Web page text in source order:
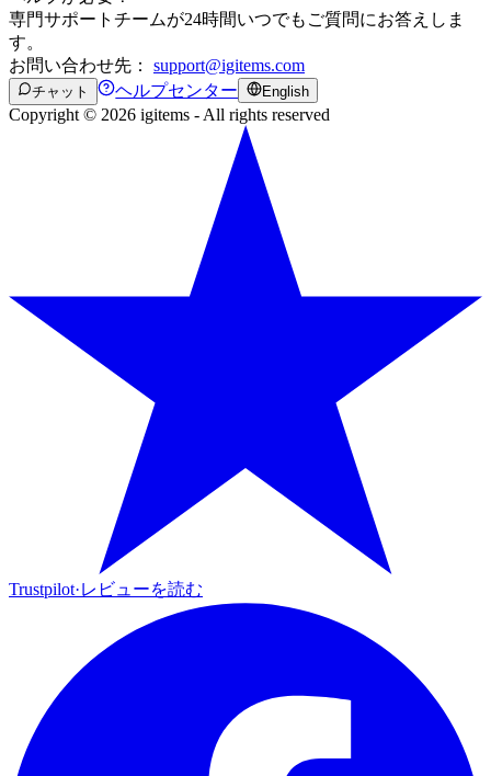
専門サポートチームが24時間いつでもご質問にお答えしま
す。
お問い合わせ先： support@igitems.com
チャット ヘルプセンター English
Copyright © 2026 igitems - All rights reserved
Trustpilot· レビューを読む